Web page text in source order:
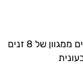
פורמולה פרוביוטית המכילה 25 מיליארד חיידקים ממגוון של 8 זנים